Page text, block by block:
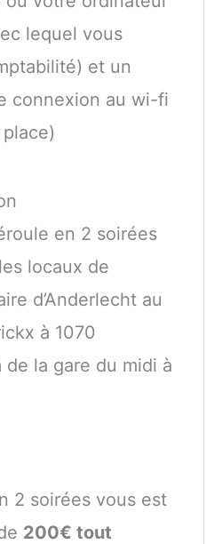
lequel vous
et un
connexion au wi-fi
en 2 soirées
locaux de
d’Anderlecht au
à 1070
la gare du midi à
2 soirées vous est
200€ tout